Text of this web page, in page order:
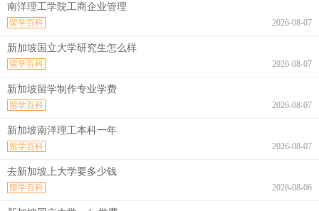
南洋理工学院工商企业管理
2026-08-07
留学百科
新加坡国立大学研究生怎么样
2026-08-07
留学百科
新加坡留学制作专业学费
2026-08-07
留学百科
新加坡南洋理工本科一年
2026-08-07
留学百科
去新加坡上大学要多少钱
2026-08-06
留学百科